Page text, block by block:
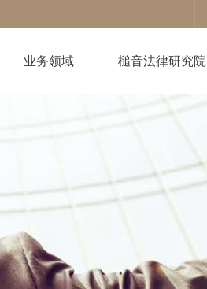
业务领域 槌音法律研究院